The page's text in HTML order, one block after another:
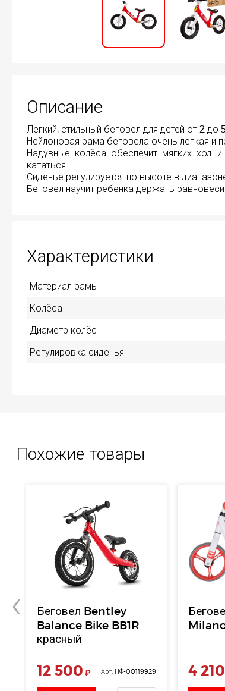
Описание
Легкий, стильный беговел для детей от 2 до
Нейлоновая рама беговела очень легкая и
Надувные колёса обеспечит мягких ход
кататься.
Сиденье регулируется по высоте в
Беговел научит ребенка держать
Характеристики
Материал рамы
Колёса
Диаметр колёс
Регулировка сиденья
Похожие товары
Беговел Bentley
Balance Bike BB1R
красный
12 500 ₽ Арт. НФ-00119929 4 210
‹